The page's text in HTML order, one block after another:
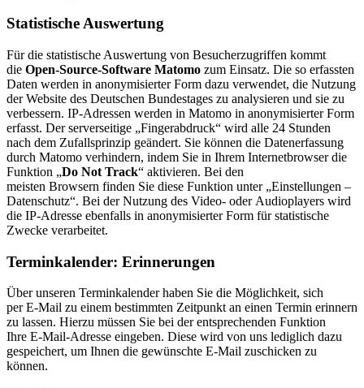
Statistische Auswertung
Für die statistische Auswertung von Besucherzugriffen kommt
die Open-Source-Software Matomo zum Einsatz. Die so erfassten
Daten werden in anonymisierter Form dazu verwendet, die Nutzung
derWebsite des Deutschen Bundestages zu analysieren und sie zu
verbessern. IP-Adressen werden in Matomo in anonymisierter Form
erfasst. Der serverseitige „Fingerabdruck“ wird alle 24 Stunden
nach dem Zufallsprinzip geändert. Sie können die Datenerfassung
durch Matomo verhindern, indem Sie in Ihrem Internetbrowser die
Funktion „Do Not Track“ aktivieren. Bei den
meisten Browsern finden Sie diese Funktion unter „Einstellungen –
Datenschutz“. Bei der Nutzung des Video- oder Audioplayers wird
die IP-Adresse ebenfalls in anonymisierter Form für statistische
Zwecke verarbeitet.
Terminkalender: Erinnerungen
Über unseren Terminkalender haben Sie die Möglichkeit, sich
perE-Mail zu einem bestimmten Zeitpunkt an einen Termin erinnern
zu lassen. Hierzu müssen Sie bei der entsprechenden Funktion
Ihre E-Mail-Adresse eingeben. Diese wird von uns lediglich dazu
gespeichert, um Ihnen die gewünschte E-Mail zuschicken zu
können.